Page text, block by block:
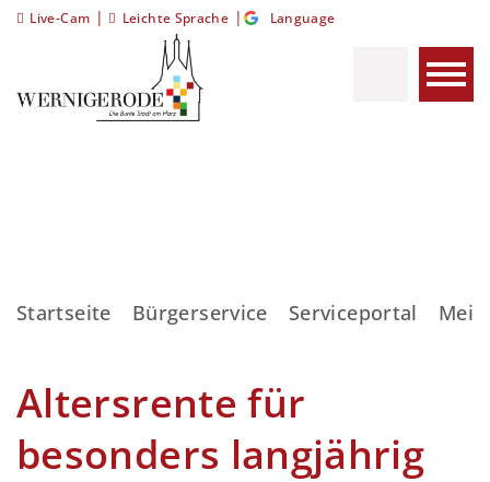
Live-Cam | Leichte Sprache | Language
Startseite Bürgerservice Serviceportal
Altersrente für
besonders langjährig